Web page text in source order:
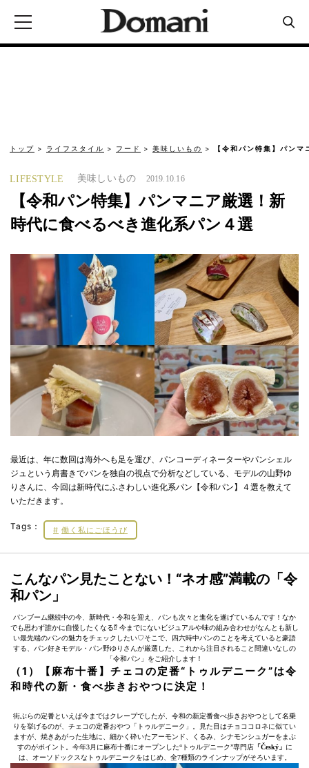
トップ ライフスタイル フード 美味しいもの 【令和パン特集】パン
LIFESTYLE 美味しいもの 2019.10.16
【令和パン特集】パンマニア厳選！新
時代に食べるべき進化系パン４選
最近は、年に数回は海外へも足を運び、パンコーディネーターやパンシェル
ジュという肩書きでパンを独自の視点で分析などしている、モデルの山野ゆ
りさんに、今回は新時代にふさわしい進化系パン【令和パン】４選を教えて
いただきます。
Tags： 働く私にごほうび
こんなパン見たことない！“ネオ感”満載の「令
和パン」
パンブーム継続中の今、新時代・令和を迎え、パンも次々と進化を遂げているんです！なか
でも思わず誰かに自慢したくなる⁉︎ 今までにないビジュアルや味の組み合わせがなんとも新し
い最先端のパンの魅力をチェックしたい♡そこで、四六時中パンのことを考えていると豪語
する、パン好きモデル・パン野ゆりさんが厳選した、これから注目されること間違いなしの
「令和パン」をご紹介します！
（1）【麻布十番】チェコの定番“トゥルデニーク”は令
和時代の新・食べ歩きおやつに決定！
街ぶらの定番といえば今まではクレープでしたが、令和の新定番食べ歩きおやつとして名乗
りを挙げるのが、チェコの定番おやつ「トゥルデニーク」。見た目はチョココロネに似てい
ますが、焼きあがった生地に、細かく砕いたアーモンド、くるみ、シナモンシュガーをまぶ
すのがポイント。今年3月に麻布十番にオープンした“トゥルデニーク”専門店「Český」 に
は、オーソドックスなトゥルデニークをはじめ、全7種類のラインナップがそろいます。